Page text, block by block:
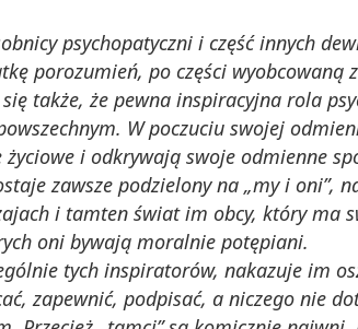
psychopatyczni i część innych
porozumień, po części wyobcowaną
także, że pewna inspiracyjna rola
W poczuciu swojej
życiowe i odkrywają swoje odmienne
zawsze podzielony na „my i oni”,
i tamten świat im obcy, który ma
oni bywają moralnie potępiani.
tych inspiratorów, nakazuje im
zapewnić, podpisać, a niczego nie